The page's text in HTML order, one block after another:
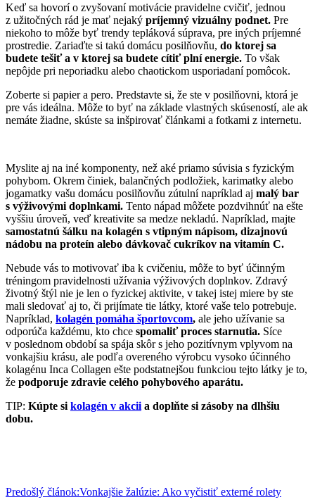
Keď sa hovorí o zvyšovaní motivácie pravidelne cvičiť, jednou
z užitočných rád je mať nejaký príjemný vizuálny podnet. Pre
niekoho to môže byť trendy tepláková súprava, pre iných príjemné
prostredie. Zariaďte si takú domácu posilňovňu, do ktorej sa
budete tešiť a v ktorej sa budete cítiť plní energie. To však
nepôjde pri neporiadku alebo chaotickom usporiadaní pomôcok.
Zoberte si papier a pero. Predstavte si, že ste v posilňovni, ktorá je
pre vás ideálna. Môže to byť na základe vlastných skúseností, ale ak
nemáte žiadne, skúste sa inšpirovať článkami a fotkami z internetu.
Myslite aj na iné komponenty, než aké priamo súvisia s fyzickým
pohybom. Okrem činiek, balančných podložiek, karimatky alebo
jogamatky vašu domácu posilňovňu zútulní napríklad aj malý bar
s výživovými doplnkami. Tento nápad môžete pozdvihnúť na ešte
vyššiu úroveň, veď kreativite sa medze nekladú. Napríklad, majte
samostatnú šálku na kolagén s vtipným nápisom, dizajnovú
nádobu na proteín alebo dávkovač cukríkov na vitamín C.
Nebude vás to motivovať iba k cvičeniu, môže to byť účinným
tréningom pravidelnosti užívania výživových doplnkov. Zdravý
životný štýl nie je len o fyzickej aktivite, v takej istej miere by ste
mali sledovať aj to, či prijímate tie látky, ktoré vaše telo potrebuje.
Napríklad, kolagén pomáha športovcom, ale jeho užívanie sa
odporúča každému, kto chce spomaliť proces starnutia. Síce
v poslednom období sa spája skôr s jeho pozitívnym vplyvom na
vonkajšiu krásu, ale podľa overeného výrobcu vysoko účinného
kolagénu Inca Collagen ešte podstatnejšou funkciou tejto látky je to,
že podporuje zdravie celého pohybového aparátu.
TIP: Kúpte si kolagén v akcii a doplňte si zásoby na dlhšiu
dobu.
Predošlý článok:Vonkajšie žalúzie: Ako vyčistiť externé rolety